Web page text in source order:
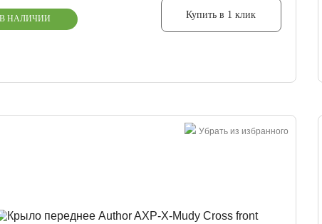
В НАЛИЧИИ Купить в 1 клик
Убрать из избранного